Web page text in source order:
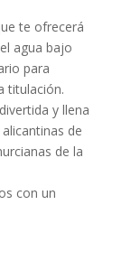
te ofrecerá
agua bajo
para
titulación.
y llena
de
de la
con un